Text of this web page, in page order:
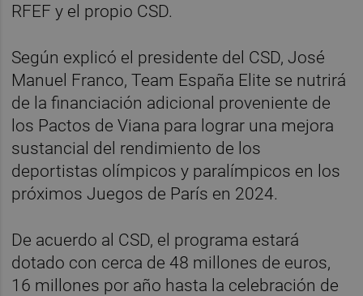
RFEF y el propio CSD.
Según explicó el presidente del CSD, José
Manuel Franco, Team España Elite se nutrirá
de la financiación adicional proveniente de
los Pactos de Viana para lograr una mejora
sustancial del rendimiento de los
deportistas olímpicos y paralímpicos en los
próximos Juegos de París en 2024.
De acuerdo al CSD, el programa estará
dotado con cerca de 48 millones de euros,
16 millones por año hasta la celebración de